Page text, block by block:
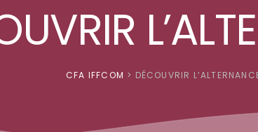
CFA IFFCOM > DÉCOUVRIR